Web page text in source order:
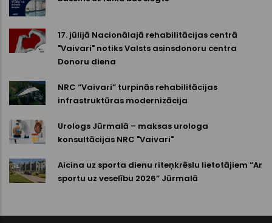
17. jūlijā Nacionālajā rehabilitācijas centrā
"Vaivari" notiks Valsts asinsdonoru centra
Donoru diena
NRC “Vaivari” turpinās rehabilitācijas
infrastruktūras modernizācija
Urologs Jūrmalā – maksas urologa
konsultācijas NRC "Vaivari"
Aicina uz sporta dienu riteņkrēslu lietotājiem “Ar
sportu uz veselību 2026” Jūrmalā